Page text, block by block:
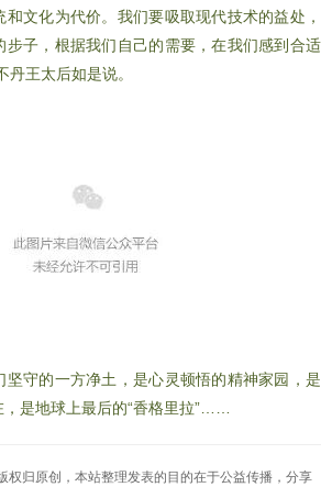
文化为代价。我们要吸取现代技术的益处，
步子，根据我们自己的需要，在我们感到合适
丹王太后如是说。
坚守的一方净土，是心灵顿悟的精神家园，是
，是地球上最后的“香格里拉”……
权归原创，本站整理发表的目的在于公益传播，分享